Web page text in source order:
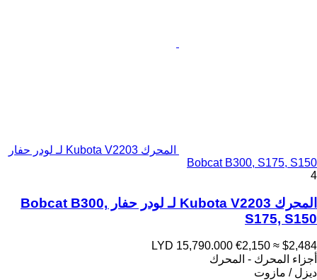
المحرك Kubota V2203 لـ لودر حفار
Bobcat B300, S175, S150
4
المحرك Kubota V2203 لـ لودر حفار Bobcat B300,
S175, S150
LYD 15,790.000 €2,150 ≈ $2,484
أجزاء المحرك - المحرك
ديزل / مازوت